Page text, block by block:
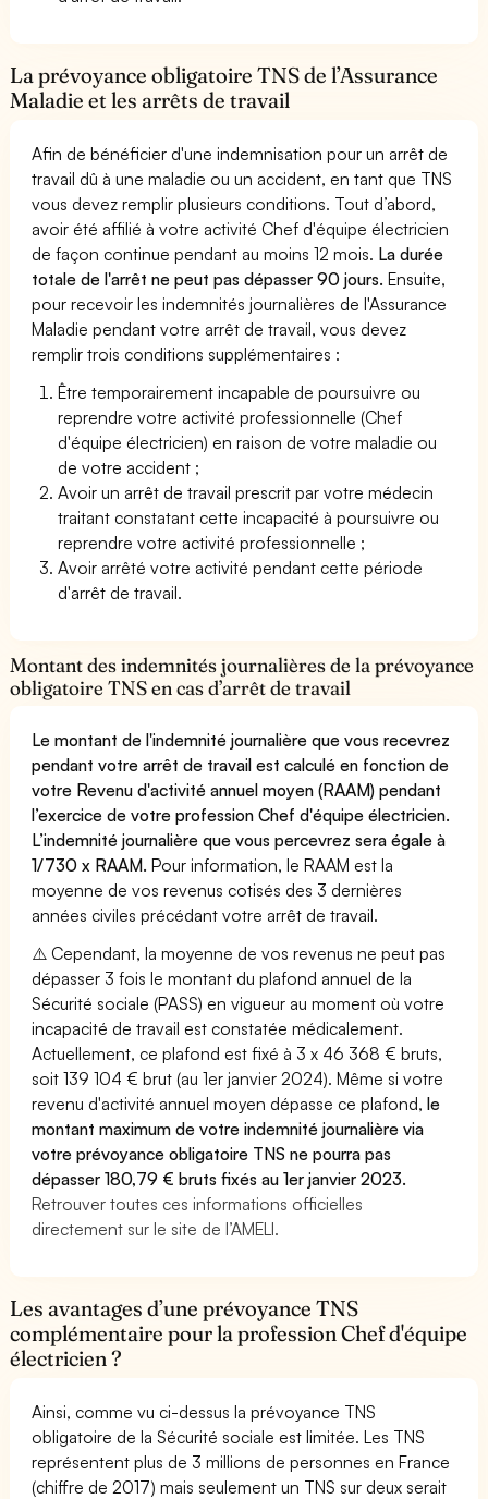
La prévoyance obligatoire TNS de l’Assurance
Maladie et les arrêts de travail
Afin de bénéficier d'une indemnisation pour un arrêt de
travail dû à une maladie ou un accident, en tant que TNS
vous devez remplir plusieurs conditions. Tout d’abord,
avoir été affilié à votre activité Chef d'équipe électricien
de façon continue pendant au moins 12 mois. La durée
totale de l'arrêt ne peut pas dépasser 90 jours. Ensuite,
pour recevoir les indemnités journalières de l'Assurance
Maladie pendant votre arrêt de travail, vous devez
remplir trois conditions supplémentaires :
Être temporairement incapable de poursuivre ou
reprendre votre activité professionnelle (Chef
d'équipe électricien) en raison de votre maladie ou
de votre accident ;
Avoir un arrêt de travail prescrit par votre médecin
traitant constatant cette incapacité à poursuivre ou
reprendre votre activité professionnelle ;
Avoir arrêté votre activité pendant cette période
d'arrêt de travail.
Montant des indemnités journalières de la prévoyance
obligatoire TNS en cas d’arrêt de travail
Le montant de l'indemnité journalière que vous recevrez
pendant votre arrêt de travail est calculé en fonction de
votre Revenu d'activité annuel moyen (RAAM) pendant
l’exercice de votre profession Chef d'équipe électricien.
L’indemnité journalière que vous percevrez sera égale à
1/730 x RAAM. Pour information, le RAAM est la
moyenne de vos revenus cotisés des 3 dernières
années civiles précédant votre arrêt de travail.
⚠️ Cependant, la moyenne de vos revenus ne peut pas
dépasser 3 fois le montant du plafond annuel de la
Sécurité sociale (PASS) en vigueur au moment où votre
incapacité de travail est constatée médicalement.
Actuellement, ce plafond est fixé à 3 x 46 368 € bruts,
soit 139 104 € brut (au 1er janvier 2024). Même si votre
revenu d'activité annuel moyen dépasse ce plafond,le
montant maximum de votre indemnité journalière via
votre prévoyance obligatoire TNS ne pourra pas
dépasser 180,79 € bruts fixés au 1er janvier 2023.
Retrouver toutes ces informations officielles
directement sur le site de l’AMELI.
Les avantages d’une prévoyance TNS
complémentaire pour la profession Chef d'équipe
électricien ?
Ainsi, comme vu ci-dessus la prévoyance TNS
obligatoire de la Sécurité sociale est limitée. Les TNS
représentent plus de 3 millions de personnes en France
(chiffre de 2017) mais seulement un TNS sur deux serait